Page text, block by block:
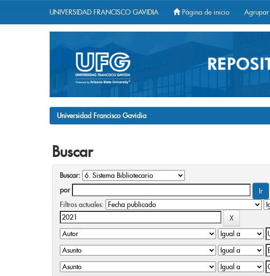
UNIVERSIDAD FRANCISCO GAVIDIA Página de inicio Agrupar
Universidad Francisco Gavidia
Buscar
Buscar:
por
Filtros actuales: